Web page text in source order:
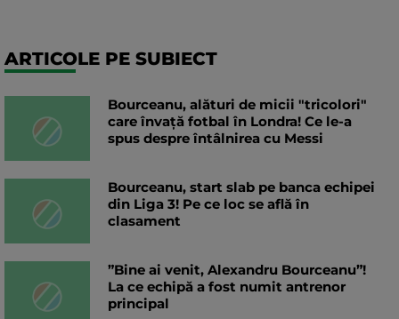
ARTICOLE PE SUBIECT
Bourceanu, alături de micii "tricolori"
care învață fotbal în Londra! Ce le-a
spus despre întâlnirea cu Messi
Bourceanu, start slab pe banca echipei
din Liga 3! Pe ce loc se află în
clasament
”Bine ai venit, Alexandru Bourceanu”!
La ce echipă a fost numit antrenor
principal